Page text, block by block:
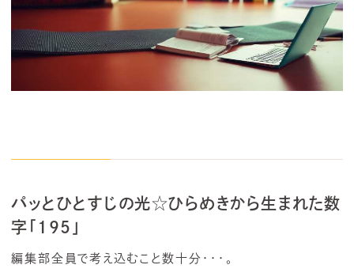
パッとひとすじの光☆ひらめきから生まれた数
字「195」
編集部全員で考え込むこと数十分・・・。